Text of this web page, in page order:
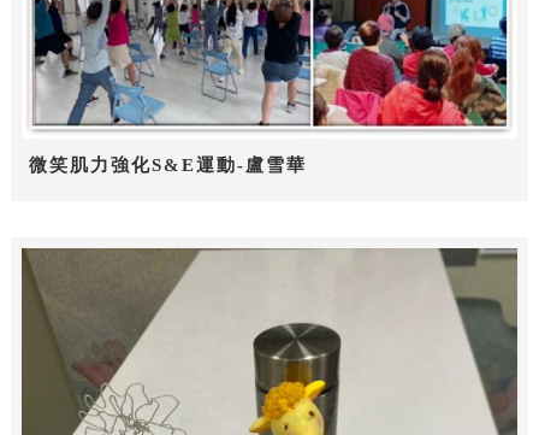
微笑肌力強化S&E運動-盧雪華